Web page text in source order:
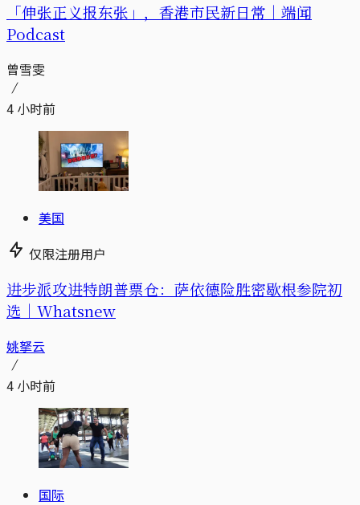
「伸张正义报东张」，香港市民新日常｜端闻
Podcast
曾雪雯
4 小时前
美国
仅限注册用户
进步派攻进特朗普票仓：萨依德险胜密歇根参院初
选｜Whatsnew
姚拏云
4 小时前
国际